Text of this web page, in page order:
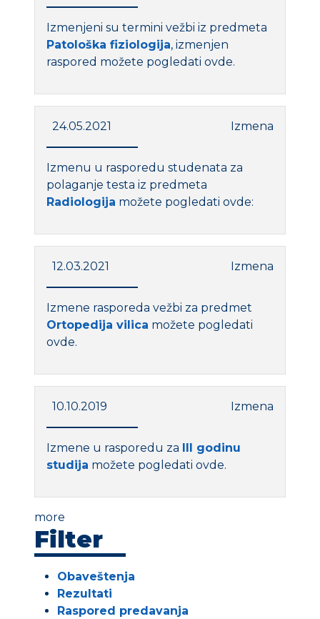
Izmenjeni su termini vežbi iz predmeta
Patološka fiziologija, izmenjen
raspored možete pogledati ovde.
24.05.2021 Izmena
Izmenu u rasporedu studenata za
polaganje testa iz predmeta
Radiologija možete pogledati ovde:
12.03.2021 Izmena
Izmene rasporeda vežbi za predmet
Ortopedija vilica možete pogledati
ovde.
10.10.2019 Izmena
Izmene u rasporedu za III godinu
studija možete pogledati ovde.
more
Filter
Obaveštenja
Rezultati
Raspored predavanja